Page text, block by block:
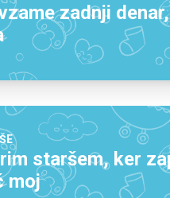
zadnji
staršem, ker
moj